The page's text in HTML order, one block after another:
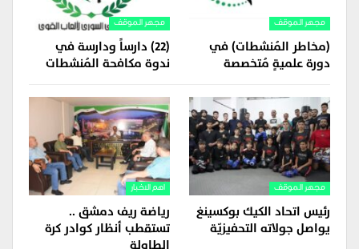
مجهر الموقف
(مخاطر المُنشطات) في
دورة علميةٍ مُتخصصة
مجهر الموقف
(22) دارساً ودارسة في
ندوة مكافحة المُنشطات
مجهر الموقف
رئيس اتحاد الكيك بوكسينغ
يواصل جولاته التحفيزيّة
اهم الاخبار
رياضة ريف دمشق ..
تستقطب أنظار كوادر كرة